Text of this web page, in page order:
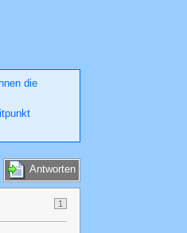
die
Antworten
1